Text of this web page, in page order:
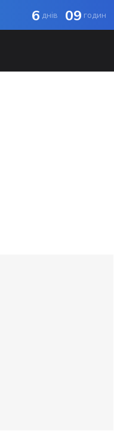
6 днів 09 годин